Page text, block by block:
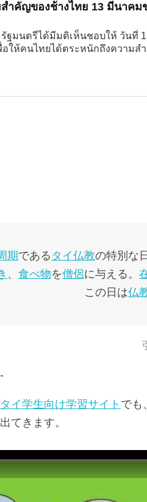
ำคัญของช้างไทย 13 มีนาคม
ฐมนตรีได้มีมติเห็นชอบให้ วันที่
อให้คนไทยได้ตระหนักถึงความส
期である タイ仏教の特別な
、 食べ物を僧侶に与える。
この日は仏
タイ学生向け学習サイト でも
てきます。